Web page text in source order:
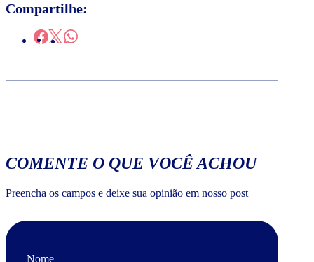
Compartilhe:
COMENTE O QUE VOCÊ ACHOU
Preencha os campos e deixe sua opinião em nosso post
Nome